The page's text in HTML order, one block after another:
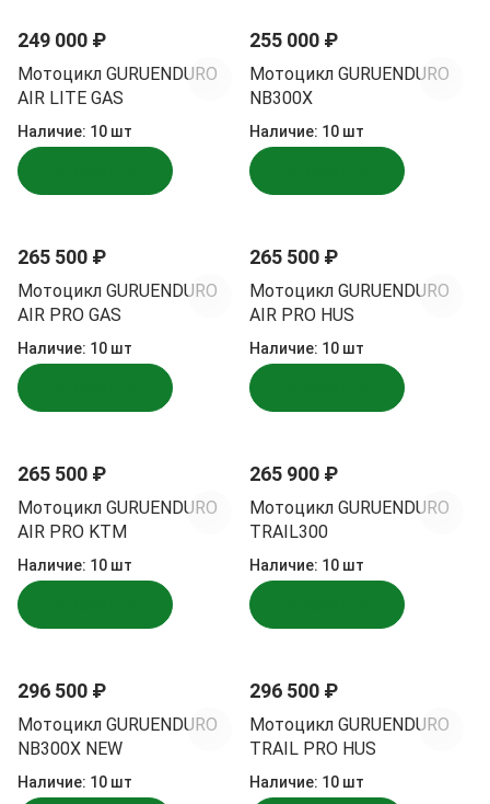
249 000 ₽
Мотоцикл GURUENDURO
AIR LITE GAS
Наличие: 10 шт
255 000 ₽
Мотоцикл GURUENDURO
NB300X
Наличие: 10 шт
265 500 ₽
Мотоцикл GURUENDURO
AIR PRO GAS
Наличие: 10 шт
265 500 ₽
Мотоцикл GURUENDURO
AIR PRO HUS
Наличие: 10 шт
265 500 ₽
Мотоцикл GURUENDURO
AIR PRO KTM
Наличие: 10 шт
265 900 ₽
Мотоцикл GURUENDURO
TRAIL300
Наличие: 10 шт
296 500 ₽
Мотоцикл GURUENDURO
NB300X NEW
Наличие: 10 шт
296 500 ₽
Мотоцикл GURUENDURO
TRAIL PRO HUS
Наличие: 10 шт